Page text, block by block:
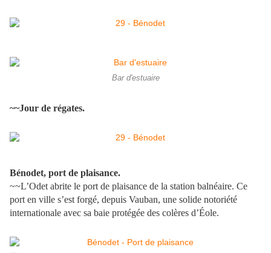
Bar d'estuaire
~~Jour de régates.
Bénodet, port de plaisance.
~~L’Odet abrite le port de plaisance de la station balnéaire. Ce
port en ville s’est forgé, depuis Vauban, une solide notoriété
internationale avec sa baie protégée des colères d’Éole.